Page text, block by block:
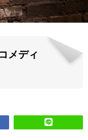
介
メディ